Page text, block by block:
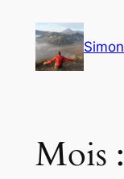
contenu
Mois :